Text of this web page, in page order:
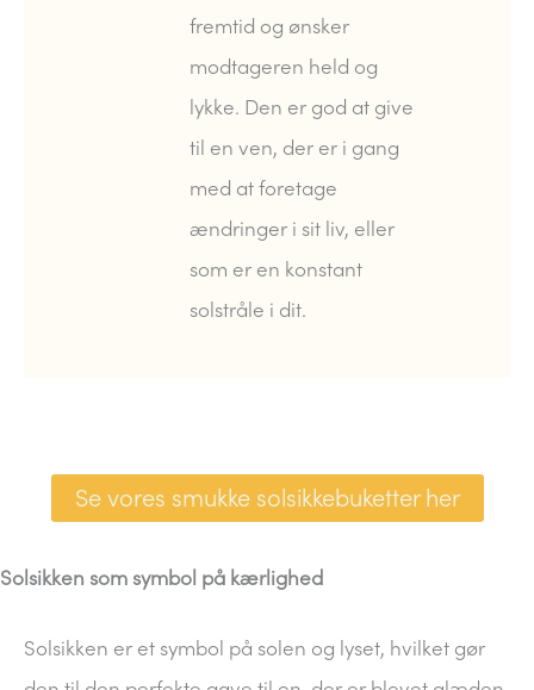
fremtid og ønsker
modtageren held og
lykke. Den er god at give
til en ven, der er i gang
med at foretage
ændringer i sit liv, eller
som er en konstant
solstråle i dit.
Se vores smukke solsikkebuketter her
Solsikken som symbol på kærlighed
Solsikken er et symbol på solen og lyset, hvilket gør